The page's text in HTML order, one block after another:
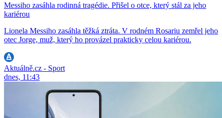
Messiho zasáhla rodinná tragédie. Přišel o otce, který stál za jeho
kariérou
Lionela Messiho zasáhla těžká ztráta. V rodném Rosariu zemřel jeho
otec Jorge, muž, který ho provázel prakticky celou kariérou.
Aktuálně.cz - Sport
dnes, 11:43